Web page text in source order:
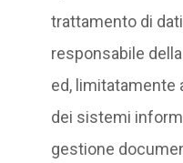
trattamento di
responsabile
ed, limitatamente
dei sistemi
gestione